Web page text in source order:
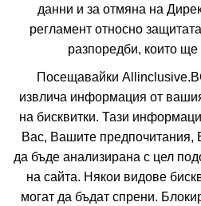
ACHARAVI BEACH HOTEL
данни и за отмяна на
регламент относно
разпоредби, които
Посещавайки
извлича информация от
на бисквитки. Тази
Вас, Вашите предпочитания,
да бъде анализирана с цел
на сайта. Някои видове
могат да бъдат спрени.